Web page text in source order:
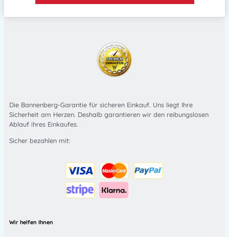
Die Bannenberg-Garantie für sicheren Einkauf. Uns liegt Ihre
Sicherheit am Herzen. Deshalb garantieren wir den reibungslosen
Ablauf ihres Einkaufes.
Sicher bezahlen mit:
Wir helfen Ihnen